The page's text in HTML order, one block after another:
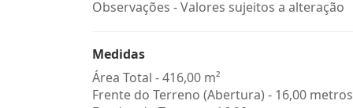
Observações - Valores sujeitos a alteração
Medidas
Área Total - 416,00 m²
Frente do Terreno (Abertura) - 16,00 metros